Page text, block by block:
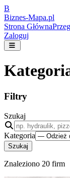
B
Biznes-Mapa.pl
Strona Główna
Zaloguj
Filtry
Szukaj
Kategoria
Szukaj
Znaleziono 20 firm